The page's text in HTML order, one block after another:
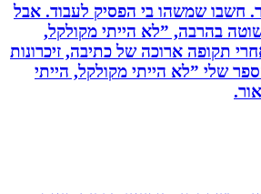
שמשהו בי הפסיק לעבוד. אבל
”לא הייתי מקולקל,
ארוכה של כתיבה, זיכרונות
”לא הייתי מקולקל, הייתי